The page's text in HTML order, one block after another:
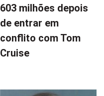
603 milhões depois
de entrar em
conflito com Tom
Cruise